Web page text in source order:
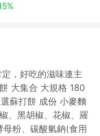
，好吃的滋味連主
大集合 大規格 180
蘇打餅 成份 小麥麵
、黑胡椒、花椒、羅
粉、碳酸氫鈉(食用